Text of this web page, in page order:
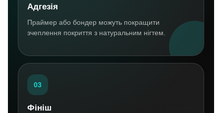
Адгезія
Праймер або бондер можуть покращити
зчеплення покриття з натуральним нігтем.
03
Фініш